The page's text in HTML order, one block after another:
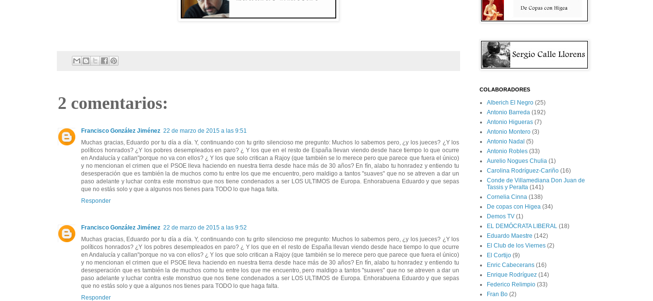
2 comentarios:
Francisco González Jiménez 22 de marzo de 2015 a las 9:51
Muchas gracias, Eduardo por tu día a día. Y, continuando con tu grito silencioso me pregunto: Muchos lo sabemos pero, ¿y los jueces? ¿Y los
políticos honrados? ¿Y los pobres desempleados en paro? ¿ Y los que en el resto de España llevan viendo desde hace tiempo lo que ocurre
en Andalucía y callan"porque no va con ellos? ¿ Y los que solo critican a Rajoy (que también se lo merece pero que parece que fuera el único)
y no mencionan el crimen que el PSOE lleva haciendo en nuestra tierra desde hace más de 30 años? En fín, alabo tu honradez y entiendo tu
desesperación que es también la de muchos como tu entre los que me encuentro, pero maldigo a tantos "suaves" que no se atreven a dar un
paso adelante y luchar contra este monstruo que nos tiene condenados a ser LOS ULTIMOS de Europa. Enhorabuena Eduardo y que sepas
que no estás solo y que a algunos nos tienes para TODO lo que haga falta.
Responder
Francisco González Jiménez 22 de marzo de 2015 a las 9:52
Muchas gracias, Eduardo por tu día a día. Y, continuando con tu grito silencioso me pregunto: Muchos lo sabemos pero, ¿y los jueces? ¿Y los
políticos honrados? ¿Y los pobres desempleados en paro? ¿ Y los que en el resto de España llevan viendo desde hace tiempo lo que ocurre
en Andalucía y callan"porque no va con ellos? ¿ Y los que solo critican a Rajoy (que también se lo merece pero que parece que fuera el único)
y no mencionan el crimen que el PSOE lleva haciendo en nuestra tierra desde hace más de 30 años? En fín, alabo tu honradez y entiendo tu
desesperación que es también la de muchos como tu entre los que me encuentro, pero maldigo a tantos "suaves" que no se atreven a dar un
paso adelante y luchar contra este monstruo que nos tiene condenados a ser LOS ULTIMOS de Europa. Enhorabuena Eduardo y que sepas
que no estás solo y que a algunos nos tienes para TODO lo que haga falta.
Responder
COLABORADORES
Alberich El Negro (25)
Antonio Barreda (192)
Antonio Higueras (7)
Antonio Montero (3)
Antonio Nadal (5)
Antonio Robles (33)
Aurelio Nogues Chulia (1)
Carolina Rodríguez-Cariño (16)
Conde de Villamediana Don Juan de
Tassis y Peralta (141)
Cornelia Cinna (138)
De copas con Higea (34)
Demos TV (1)
EL DEMÓCRATA LIBERAL (18)
Eduardo Maestre (142)
El Club de los Viernes (2)
El Cortijo (9)
Enric Cabecerans (16)
Enrique Rodríguez (14)
Federico Relimpio (33)
Fran Bo (2)